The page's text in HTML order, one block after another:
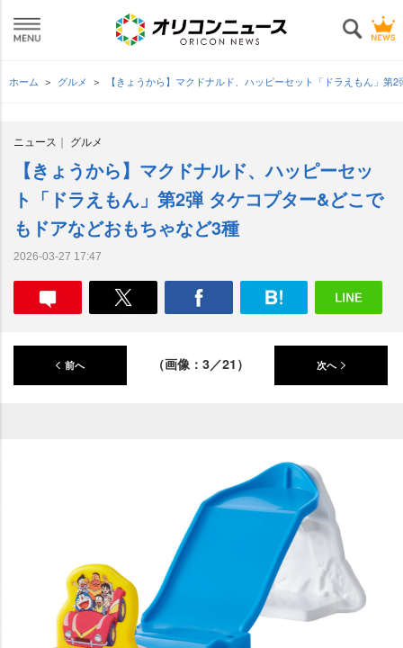
ホーム グルメ 【きょうから】マクドナルド、ハッピーセット「ドラえもん」
ニュース グルメ
【きょうから】マクドナルド、ハッピーセッ
ト「ドラえもん」第2弾 タケコプター&どこで
もドアなどおもちゃなど3種
2026-03-27 17:47
前へ （画像：3／21） 次へ